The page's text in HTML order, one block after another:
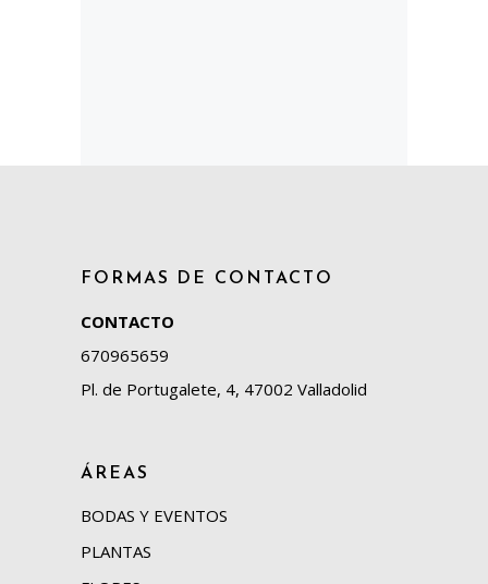
FORMAS DE CONTACTO
CONTACTO
670965659
Pl. de Portugalete, 4, 47002 Valladolid
ÁREAS
BODAS Y EVENTOS
PLANTAS